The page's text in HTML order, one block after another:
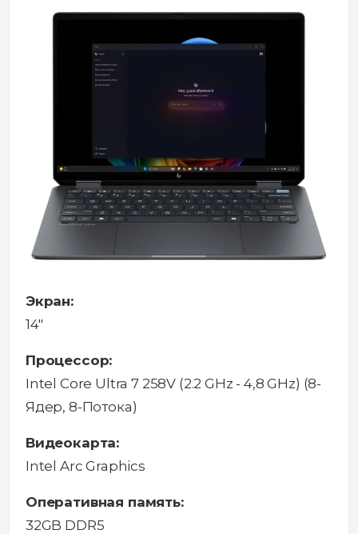
Экран:
14"
Процессор:
Intel Core Ultra 7 258V (2.2 GHz - 4,8 GHz) (8-
Ядер, 8-Потока)
Видеокарта:
Intel Arc Graphics
Оперативная память:
32GB DDR5